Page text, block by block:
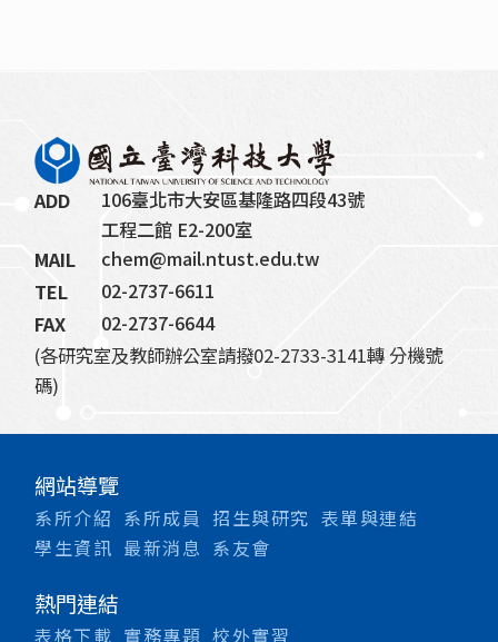
ADD
106臺北市大安區基隆路四段43號
工程二館 E2-200室
MAIL
chem@mail.ntust.edu.tw
TEL
02-2737-6611
FAX
02-2737-6644
(各研究室及教師辦公室請撥02-2733-3141轉 分機號
碼)
網站導覽
系所介紹 系所成員 招生與研究 表單與連結
學生資訊 最新消息 系友會
熱門連結
表格下載 實務專題 校外實習